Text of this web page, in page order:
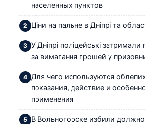
населенных пунктов
Ціни на пальне в Дніпрі та
У Дніпрі поліцейські затримали
за вимагання грошей у
Для чего используются
показания, действие и
применения
В Вольногорске избили